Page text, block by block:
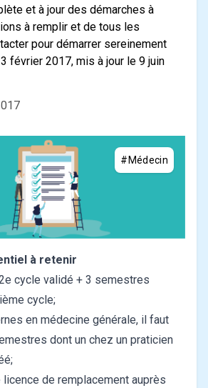
et à jour des démarches à
à remplir et de tous les
pour démarrer sereinement
février 2017, mis à jour le 9 juin
#Médecin
à retenir
cycle validé + 3 semestres
cycle;
en médecine générale, il faut
dont un chez un praticien
de remplacement auprès